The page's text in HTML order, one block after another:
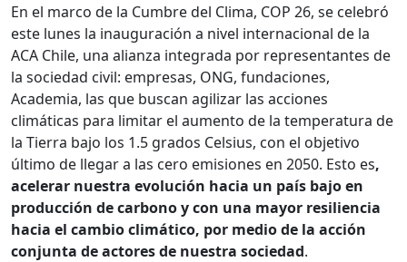
En el marco de la Cumbre del Clima, COP 26, se celebró
este lunes la inauguración a nivel internacional de la
ACA Chile, una alianza integrada por representantes de
la sociedad civil: empresas, ONG, fundaciones,
Academia, las que buscan agilizar las acciones
climáticas para limitar el aumento de la temperatura de
la Tierra bajo los 1.5 grados Celsius, con el objetivo
último de llegar a las cero emisiones en 2050. Esto es,
acelerar nuestra evolución hacia un país bajo en
producción de carbono y con una mayor resiliencia
hacia el cambio climático, por medio de la acción
conjunta de actores de nuestra sociedad.